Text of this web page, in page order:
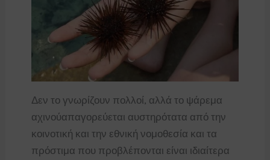
Δεν το γνωρίζουν πολλοί, αλλά το ψάρεμα
αχινούαπαγορεύεται αυστηρότατα από την
κοινοτική και την εθνική νομοθεσία και τα
πρόστιμα που προβλέπονται είναι ιδιαίτερα